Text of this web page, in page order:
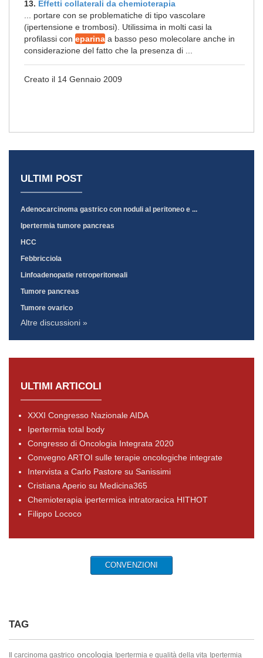
13. Effetti collaterali da chemioterapia
... portare con se problematiche di tipo vascolare
(ipertensione e trombosi). Utilissima in molti casi la
profilassi con eparina a basso peso molecolare anche in
considerazione del fatto che la presenza di ...
Creato il 14 Gennaio 2009
ULTIMI POST
Adenocarcinoma gastrico con noduli al peritoneo e ...
Ipertermia tumore pancreas
HCC
Febbricciola
Linfoadenopatie retroperitoneali
Tumore pancreas
Tumore ovarico
Altre discussioni »
ULTIMI ARTICOLI
XXXI Congresso Nazionale AIDA
Ipertermia total body
Congresso di Oncologia Integrata 2020
Convegno ARTOI sulle terapie oncologiche integrate
Intervista a Carlo Pastore su Sanissimi
Cristiana Aperio su Medicina365
Chemioterapia ipertermica intratoracica HITHOT
Filippo Lococo
CONVENZIONI
TAG
Il carcinoma gastrico oncologia Ipertermia e qualità della vita Ipertermia